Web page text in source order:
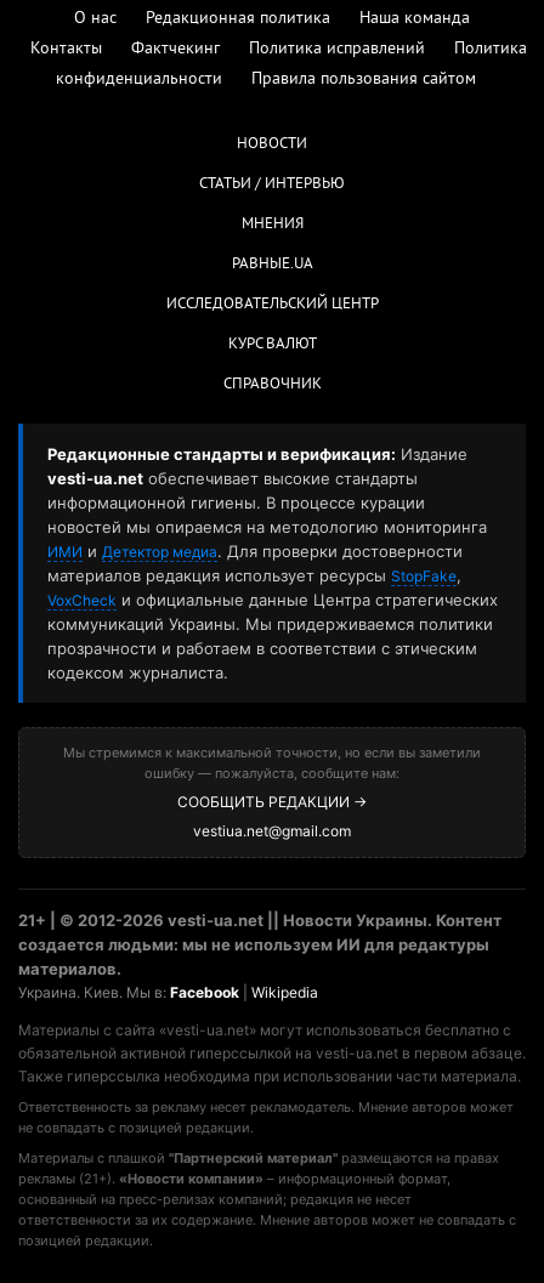
О нас Редакционная политика
Наша команда
Контакты
Фактчекинг Политика исправлений
Политика
конфиденциальности
Правила пользования сайтом
НОВОСТИ
СТАТЬИ / ИНТЕРВЬЮ
МНЕНИЯ
РАВНЫЕ.UA
ИССЛЕДОВАТЕЛЬСКИЙ ЦЕНТР
КУРС ВАЛЮТ
СПРАВОЧНИК
Редакционные стандарты и верификация: Издание
vesti-ua.net обеспечивает высокие стандарты
информационной гигиены. В процессе курации
новостей мы опираемся на методологию мониторинга
ИМИ и Детектор медиа. Для проверки достоверности
материалов редакция использует ресурсы StopFake,
VoxCheck и официальные данные Центра стратегических
коммуникаций Украины. Мы придерживаемся политики
прозрачности и работаем в соответствии с этическим
кодексом журналиста.
Мы стремимся к максимальной точности, но если вы заметили
ошибку — пожалуйста, сообщите нам:
СООБЩИТЬ РЕДАКЦИИ →
vestiua.net@gmail.com
21+ | © 2012-2026 vesti-ua.net || Новости Украины. Контент
создается людьми: мы не используем ИИ для редактуры
материалов.
Украина. Киев. Мы в: Facebook Wikipedia
Материалы с сайта «vesti-ua.net» могут использоваться бесплатно с
обязательной активной гиперссылкой на vesti-ua.net в первом абзаце.
Также гиперссылка необходима при использовании части материала.
Ответственность за рекламу несет рекламодатель. Мнение авторов может
не совпадать с позицией редакции.
Материалы с плашкой "Партнерский материал" размещаются на правах
рекламы (21+). «Новости компании» – информационный формат,
основанный на пресс-релизах компаний; редакция не несет
ответственности за их содержание. Мнение авторов может не совпадать с
позицией редакции.